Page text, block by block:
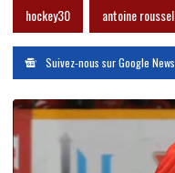
hockey30 antoine roussel
Suivez-nous sur Google News